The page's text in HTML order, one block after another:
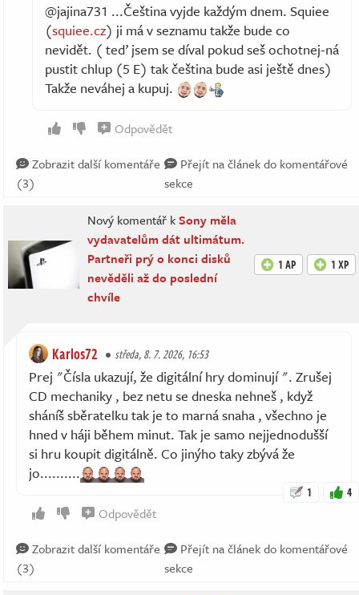
@jajina731 ...Čeština vyjde každým dnem. Squiee
(squiee.cz) ji má v seznamu takže bude co
nevidět. ( teď jsem se díval pokud seš ochotnej-ná
pustit chlup (5 E) tak čeština bude asi ještě dnes)
Takže neváhej a kupuj.
Odpovědět
Zobrazit další komentáře
(3)
Přejít na článek do komentářové
sekce
Nový komentář kSony měla
vydavatelům dát ultimátum.
Partneři prý o konci disků
nevěděli až do poslední
chvíle
1 AP 1 XP
Karlos72 středa, 8. 7. 2026, 16:53
Prej "Čísla ukazují, že digitální hry dominují ". Zrušej
CD mechaniky , bez netu se dneska nehneš , když
sháníš sběratelku tak je to marná snaha , všechno je
hned v háji během minut. Tak je samo nejjednodušší
si hru koupit digitálně. Co jinýho taky zbývá že
jo..........
1 4
Odpovědět
Zobrazit další komentáře
(3)
Přejít na článek do komentářové
sekce